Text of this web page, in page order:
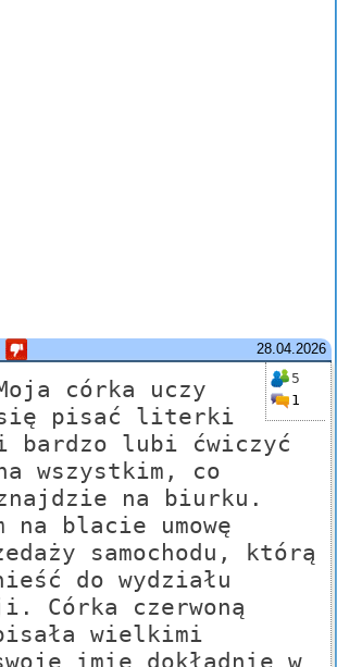
28.04.2026
5
1
córka uczy
pisać literki
bardzo lubi ćwiczyć
wszystkim, co
na biurku.
na blacie umowę
samochodu, którą
do wydziału
Córka czerwoną
wielkimi
imię dokładnie w